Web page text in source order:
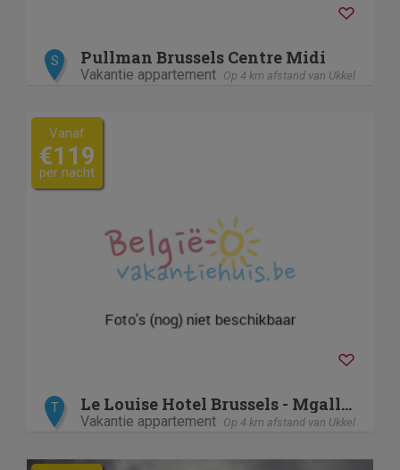
S Pullman Brussels Centre Midi
Vakantie appartement Op 4 km afstand van Ukkel
Vanaf
€119
per nacht
T Le Louise Hotel Brussels - Mgallery
Vakantie appartement Op 4 km afstand van Ukkel